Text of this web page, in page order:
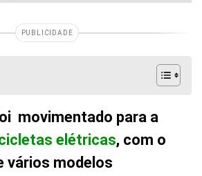
PUBLICIDADE
movimentado para a
elétricas, com o
vários modelos